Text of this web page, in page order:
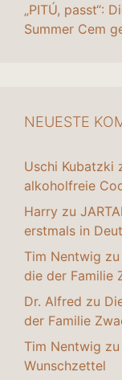
„PITÚ, passt“:
Summer Cem
NEUESTE
Uschi Kubatzki
alkoholfreie
Harry zu
erstmals in
Tim Nentwig zu
die der Familie
Dr. Alfred zu
der Familie
Tim Nentwig zu
Wunschzettel